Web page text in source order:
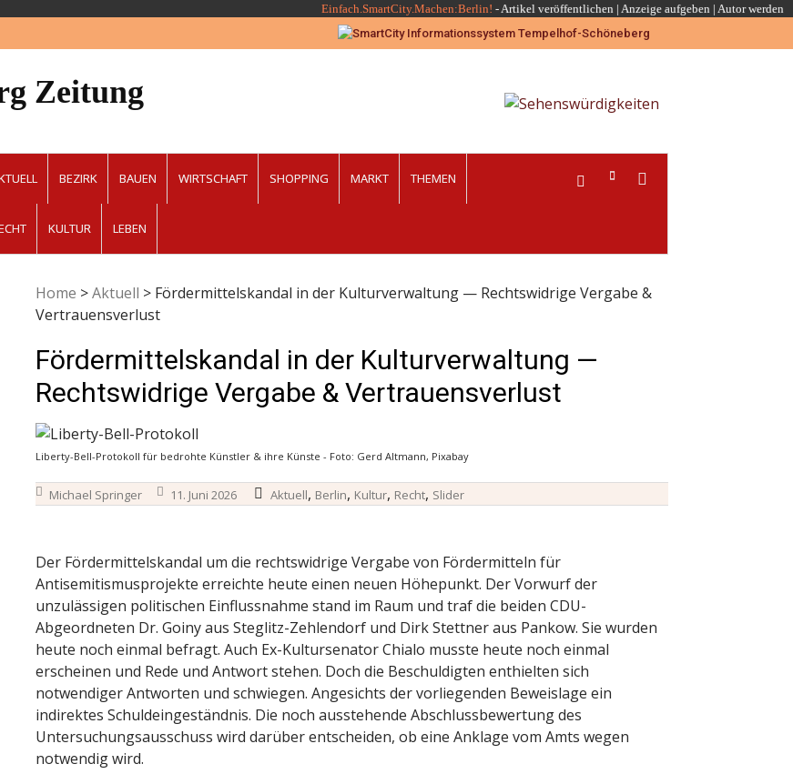
Einfach.SmartCity.Machen:Berlin! -Artikel veröffentlichen | Anzeige aufgeben | Autor werden
Zeitung
BEZIRK BAUEN WIRTSCHAFT SHOPPING MARKT THEMEN
KULTUR LEBEN
Home >Aktuell > Fördermittelskandal in der Kulturverwaltung — Rechtswidrige Vergabe &
Vertrauensverlust
Fördermittelskandal in der Kulturverwaltung —
Rechtswidrige Vergabe & Vertrauensverlust
Liberty-Bell-Protokoll für bedrohte Künstler & ihre Künste - Foto: Gerd Altmann, Pixabay
Michael Springer 11. Juni 2026 Aktuell, Berlin, Kultur, Recht, Slider
Der Fördermittelskandal um die rechtswidrige Vergabe von Fördermitteln für
Antisemitismusprojekte erreichte heute einen neuen Höhepunkt. Der Vorwurf der
unzulässigen politischen Einflussnahme stand im Raum und traf die beiden CDU-
Abgeordneten Dr. Goiny aus Steglitz-Zehlendorf und Dirk Stettner aus Pankow. Sie wurden
heute noch einmal befragt. Auch Ex-Kultursenator Chialo musste heute noch einmal
erscheinen und Rede und Antwort stehen. Doch die Beschuldigten enthielten sich
notwendiger Antworten und schwiegen. Angesichts der vorliegenden Beweislage ein
indirektes Schuldeingeständnis. Die noch ausstehende Abschlussbewertung des
Untersuchungsausschuss wird darüber entscheiden, ob eine Anklage vom Amts wegen
notwendig wird.